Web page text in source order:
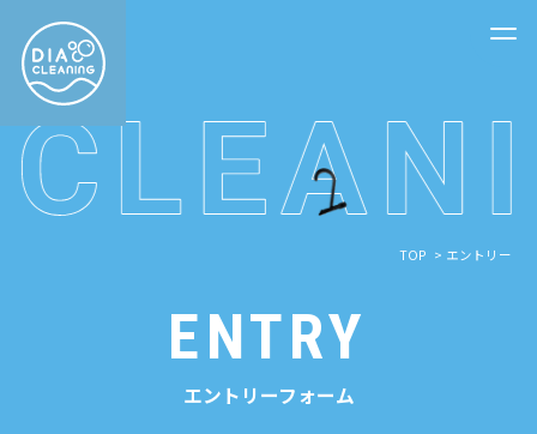
TOP エントリー
ENTRY
エントリーフォーム